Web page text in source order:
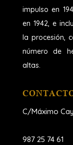
impulso en
en 1942, e
la procesión,
número de
altas.
C/Máximo
987 25 74 61